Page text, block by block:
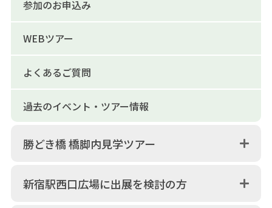
参加のお申込み
WEBツアー
よくあるご質問
過去のイベント・ツアー情報
勝どき橋 橋脚内見学ツアー
新宿駅西口広場に出展を検討の方